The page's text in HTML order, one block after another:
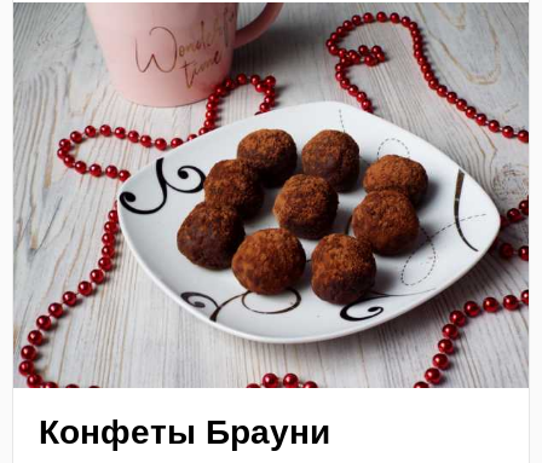
Конфеты Брауни